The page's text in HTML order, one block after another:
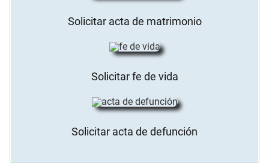
Solicitar acta de matrimonio
Solicitar fe de vida
Solicitar acta de defunción